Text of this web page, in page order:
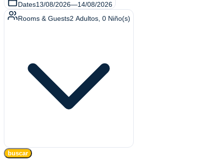
Dates13/08/2026—14/08/2026
Rooms & Guests2 Adultos 0 Niño(s)
buscar